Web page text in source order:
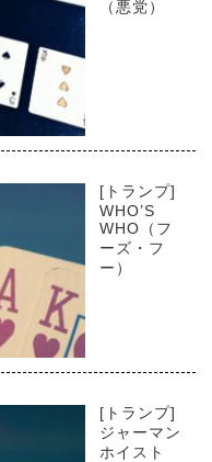
（悪党）
[トランプ]
WHO’S
WHO（フ
ーズ・フ
ー）
[トランプ]
ジャーマン
ホイスト